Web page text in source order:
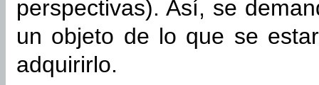
perspectivas). Así, se
un objeto de lo que se
adquirirlo.